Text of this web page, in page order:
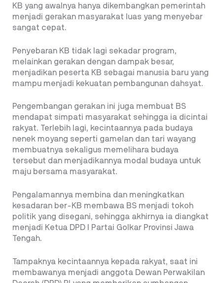
KB yang awalnya hanya dikembangkan pemerintah
menjadi gerakan masyarakat luas yang menyebar
sangat cepat.
Penyebaran KB tidak lagi sekadar program,
melainkan gerakan dengan dampak besar,
menjadikan peserta KB sebagai manusia baru yang
mampu menjadi kekuatan pembangunan dahsyat.
Pengembangan gerakan ini juga membuat BS
mendapat simpati masyarakat sehingga ia dicintai
rakyat. Terlebih lagi, kecintaannya pada budaya
nenek moyang seperti gamelan dan tari wayang
membuatnya sekaligus memelihara budaya
tersebut dan menjadikannya modal budaya untuk
maju bersama masyarakat.
Pengalamannya membina dan meningkatkan
kesadaran ber-KB membawa BS menjadi tokoh
politik yang disegani, sehingga akhirnya ia diangkat
menjadi Ketua DPD I Partai Golkar Provinsi Jawa
Tengah.
Tampaknya kecintaannya kepada rakyat, saat ini
membawanya menjadi anggota Dewan Perwakilan